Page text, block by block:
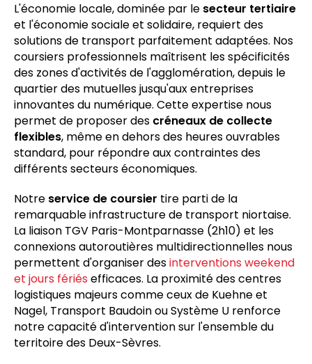
L'économie locale, dominée par le secteur tertiaire
et l'économie sociale et solidaire, requiert des
solutions de transport parfaitement adaptées. Nos
coursiers professionnels maîtrisent les spécificités
des zones d'activités de l'agglomération, depuis le
quartier des mutuelles jusqu'aux entreprises
innovantes du numérique. Cette expertise nous
permet de proposer des créneaux de collecte
flexibles, même en dehors des heures ouvrables
standard, pour répondre aux contraintes des
différents secteurs économiques.
Notre service de coursier tire parti de la
remarquable infrastructure de transport niortaise.
La liaison TGV Paris-Montparnasse (2h10) et les
connexions autoroutières multidirectionnelles nous
permettent d'organiser desinterventions weekend
et jours fériés efficaces. La proximité des centres
logistiques majeurs comme ceux de Kuehne et
Nagel, Transport Baudoin ou Système U renforce
notre capacité d'intervention sur l'ensemble du
territoire des Deux-Sèvres.